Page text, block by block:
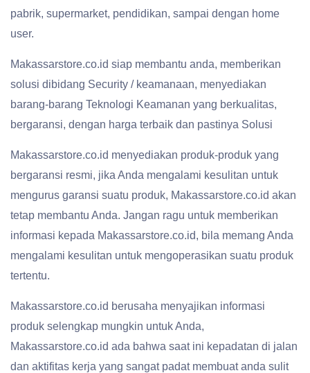
pabrik, supermarket, pendidikan, sampai dengan home
user.
Makassarstore.co.id siap membantu anda, memberikan
solusi dibidang Security / keamanaan, menyediakan
barang-barang Teknologi Keamanan yang berkualitas,
bergaransi, dengan harga terbaik dan pastinya Solusi
Makassarstore.co.id menyediakan produk-produk yang
bergaransi resmi, jika Anda mengalami kesulitan untuk
mengurus garansi suatu produk, Makassarstore.co.id akan
tetap membantu Anda. Jangan ragu untuk memberikan
informasi kepada Makassarstore.co.id, bila memang Anda
mengalami kesulitan untuk mengoperasikan suatu produk
tertentu.
Makassarstore.co.id berusaha menyajikan informasi
produk selengkap mungkin untuk Anda,
Makassarstore.co.id ada bahwa saat ini kepadatan di jalan
dan aktifitas kerja yang sangat padat membuat anda sulit